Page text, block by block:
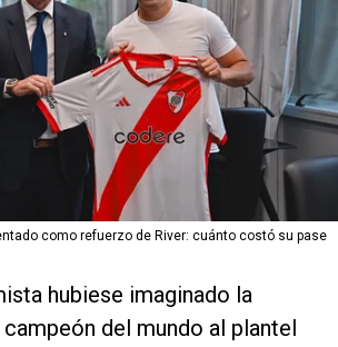
como refuerzo de River: cuánto costó su pase
hubiese imaginado la
campeón del mundo al plantel